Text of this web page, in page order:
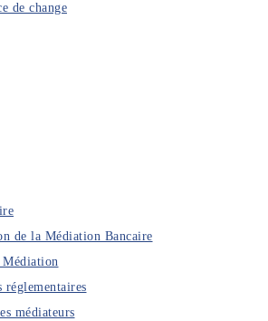
de change
de la Médiation Bancaire
Médiation
réglementaires
médiateurs